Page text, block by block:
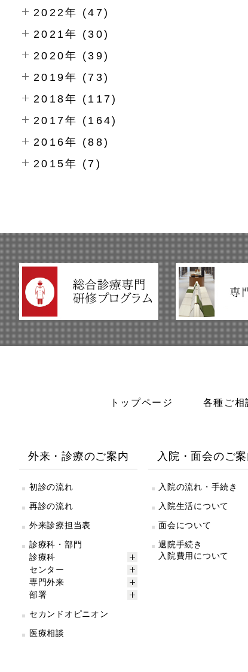
2022年 (47)
2021年 (30)
2020年 (39)
2019年 (73)
2018年 (117)
2017年 (164)
2016年 (88)
2015年 (7)
トップページ 各種ご相
外来・診療のご案内
初診の流れ
再診の流れ
外来診療担当表
診療科・部門
診療科
センター
専門外来
部署
セカンドオピニオン
医療相談
入院・面会のご
入院の流れ・手続き
入院生活について
面会について
退院手続き
入院費用について